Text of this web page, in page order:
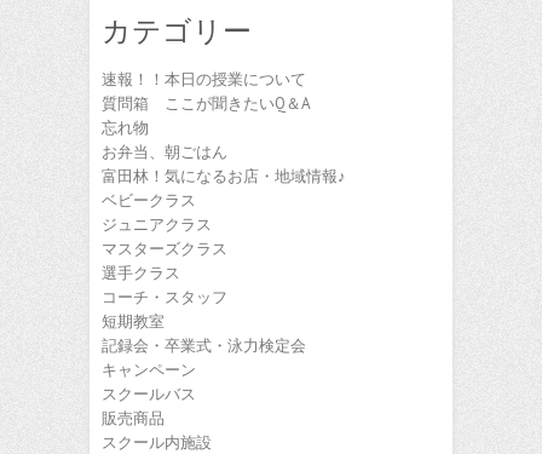
カテゴリー
速報！！本日の授業について
質問箱 ここが聞きたいQ＆A
忘れ物
お弁当、朝ごはん
富田林！気になるお店・地域情報♪
ベビークラス
ジュニアクラス
マスターズクラス
選手クラス
コーチ・スタッフ
短期教室
記録会・卒業式・泳力検定会
キャンペーン
スクールバス
販売商品
スクール内施設